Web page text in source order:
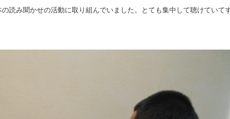
読み聞かせの活動に取り組んでいました。とても集中して聴けていて